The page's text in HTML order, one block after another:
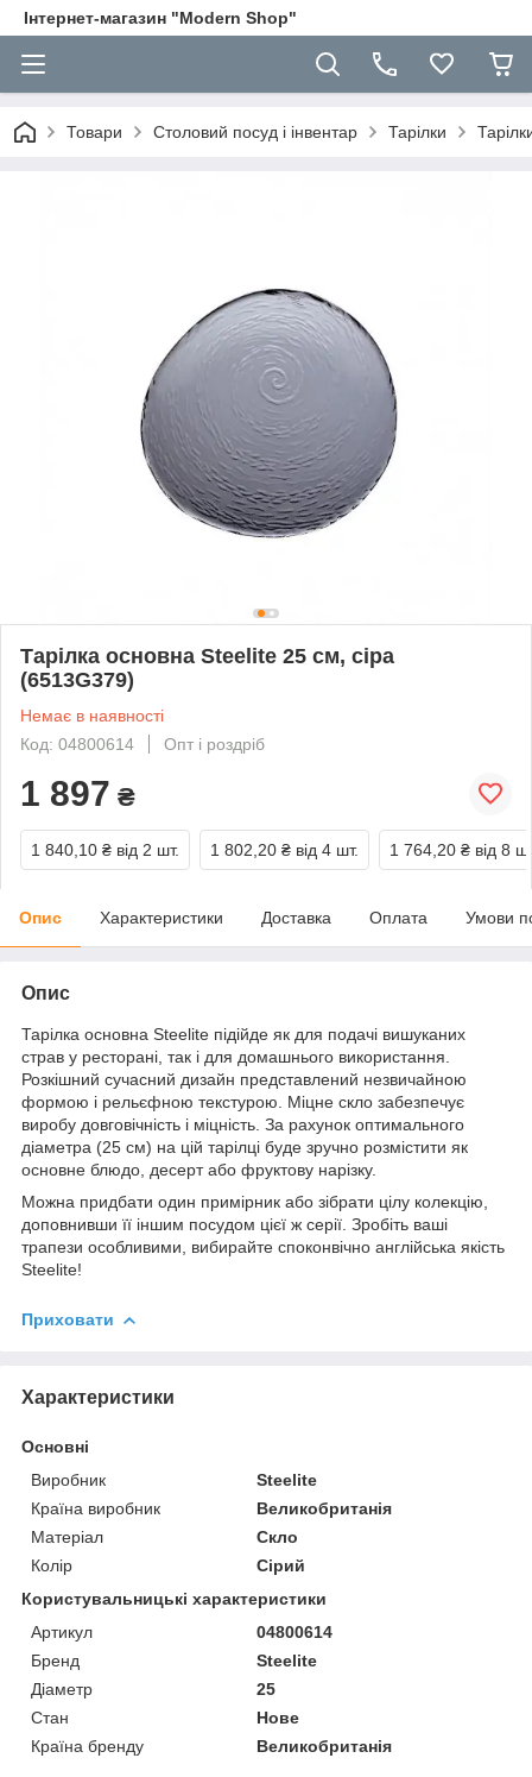
Інтернет-магазин "Modern Shop"
Товари Столовий посуд і інвентар Тарілки
Тарілка основна Steelite 25 см, сіра
(6513G379)
Немає в наявності
Код: 04800614
Опт і роздріб
1 897 ₴
1 840,10 ₴ від 2 шт. 1 802,20 ₴ від 4 шт. 1 764,20 ₴ від 8
Опис Характеристики Доставка Оплата Умови
Опис
Тарілка основна Steelite підійде як для подачі вишуканих
страв у ресторані, так і для домашнього використання.
Розкішний сучасний дизайн представлений незвичайною
формою і рельєфною текстурою. Міцне скло забезпечує
виробу довговічність і міцність. За рахунок оптимального
діаметра (25 см) на цій тарілці буде зручно розмістити як
основне блюдо, десерт або фруктову нарізку.
Можна придбати один примірник або зібрати цілу колекцію,
доповнивши її іншим посудом цієї ж серії. Зробіть ваші
трапези особливими, вибирайте споконвічно англійська якість
Steelite!
Приховати
Характеристики
Основні
Виробник
Steelite
Країна виробник
Великобританія
Матеріал
Скло
Колір
Сірий
Користувальницькі характеристики
Артикул
04800614
Бренд
Steelite
Діаметр
25
Стан
Нове
Країна бренду
Великобританія